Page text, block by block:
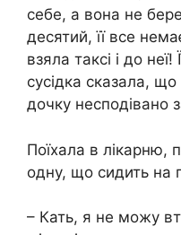
себе, а вона не
десятий, її все
взяла таксі і до
сусідка сказала, що
дочку несподівано
Поїхала в лікарню,
одну, що сидить на
– Кать, я не можу